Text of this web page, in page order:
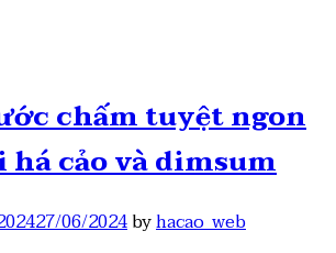
chấm tuyệt ngon
cảo và dimsum
27/06/2024byhacao_web